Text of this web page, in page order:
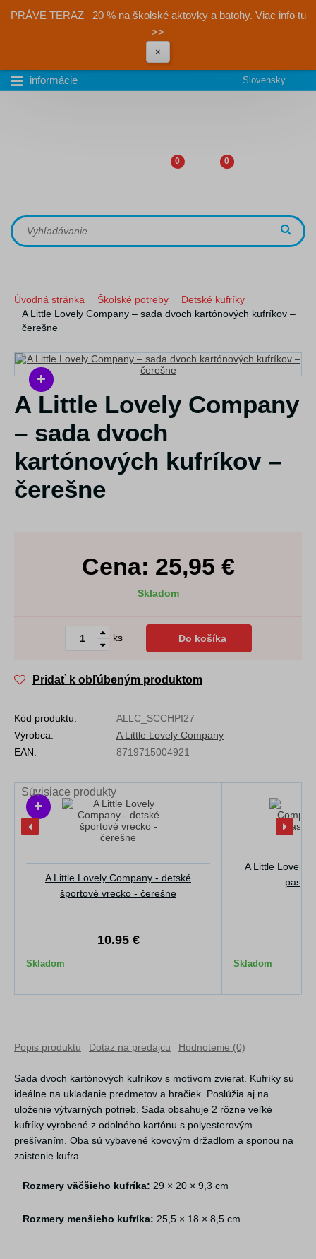
PRÁVE TERAZ –20 % na školské aktovky a batohy. Viac info tu
>>
×
informácie Slovensky
0 0
Úvodná stránka Školské potreby
Detské kufríky
A Little Lovely Company – sada dvoch kartónových kufríkov –
čerešne
A Little Lovely Company
– sada dvoch
kartónových kufríkov –
čerešne
Cena: 25,95 €
Skladom
ks Do košíka
Pridať k obľúbeným produktom
Kód produktu:
ALLC_SCCHPI27
Výrobca:
A Little Lovely Company
EAN:
8719715004921
Súvisiace produkty
A Little Lovely Company - detské
športové vrecko - čerešne
10.95 €
Skladom
A Little Lovely
Skladom
Popis produktu Dotaz na predajcu Hodnotenie (0)
Sada dvoch kartónových kufríkov s motívom zvierat. Kufríky sú
ideálne na ukladanie predmetov a hračiek. Poslúžia aj na
uloženie výtvarných potrieb. Sada obsahuje 2 rôzne veľké
kufríky vyrobené z odolného kartónu s polyesterovým
prešívaním. Oba sú vybavené kovovým držadlom a sponou na
zaistenie kufra.
Rozmery väčšieho kufríka: 29 × 20 × 9,3 cm
Rozmery menšieho kufríka: 25,5 × 18 × 8,5 cm